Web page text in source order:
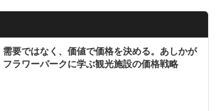
需要ではなく、価値で価格を決める。あしかが
フラワーパークに学ぶ観光施設の価格戦略